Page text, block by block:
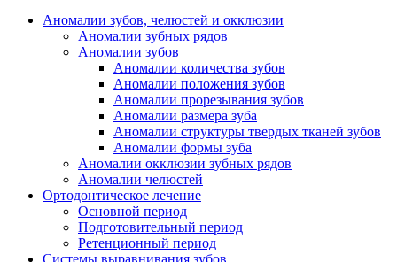
Аномалии зубов, челюстей и окклюзии
Аномалии зубных рядов
Аномалии зубов
Аномалии количества зубов
Аномалии положения зубов
Аномалии прорезывания зубов
Аномалии размера зуба
Аномалии структуры твердых тканей зубов
Аномалии формы зуба
Аномалии окклюзии зубных рядов
Аномалии челюстей
Ортодонтическое лечение
Основной период
Подготовительный период
Ретенционный период
Системы выравнивания зубов